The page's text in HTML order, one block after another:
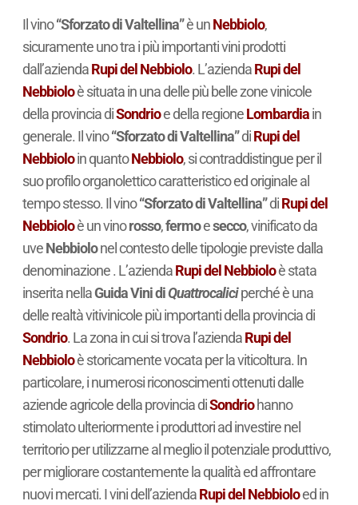
Il vino“Sforzato di Valtellina”è unNebbiolo,
sicuramente uno tra i più importanti vini prodotti
dall’aziendaRupi del Nebbiolo. L’aziendaRupi del
Nebbioloè situata in una delle più belle zone vinicole
della provincia diSondrioe della regioneLombardiain
generale. Il vino“Sforzato di Valtellina”diRupi del
Nebbioloin quantoNebbiolo, si contraddistingue per il
suo profilo organolettico caratteristico ed originale al
tempo stesso. Il vino“Sforzato di Valtellina”diRupi del
Nebbioloè un vinorosso,fermoesecco, vinificato da
uveNebbiolonel contesto delle tipologie previste dalla
denominazione . L’aziendaRupi del Nebbioloè stata
inserita nellaGuida Vini diQuattrocaliciperché è una
delle realtà vitivinicole più importanti della provincia di
Sondrio. La zona in cui si trova l’aziendaRupi del
Nebbioloè storicamente vocata per la viticoltura. In
particolare, i numerosi riconoscimenti ottenuti dalle
aziende agricole della provincia diSondriohanno
stimolato ulteriormente i produttori ad investire nel
territorio per utilizzarne al meglio il potenziale produttivo,
per migliorare costantemente la qualità ed affrontare
nuovi mercati. I vini dell’aziendaRupi del Nebbioloed in